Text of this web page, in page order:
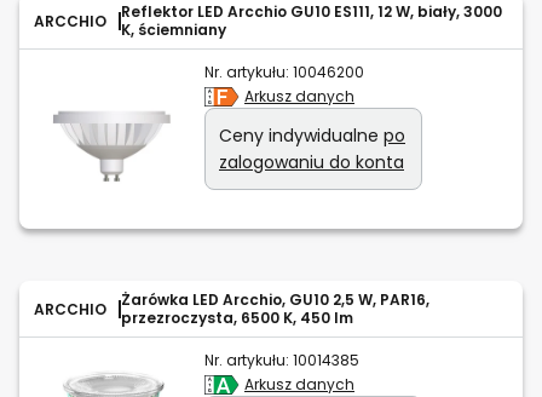
ARCCHIO
Reflektor LED Arcchio GU10 ES111, 12 W, biały, 3000
K, ściemniany
Nr. artykułu: 10046200
Arkusz danych
Ceny indywidualne po
zalogowaniu do konta
ARCCHIO
Żarówka LED Arcchio, GU10 2,5 W, PAR16,
przezroczysta, 6500 K, 450 lm
Nr. artykułu: 10014385
Arkusz danych